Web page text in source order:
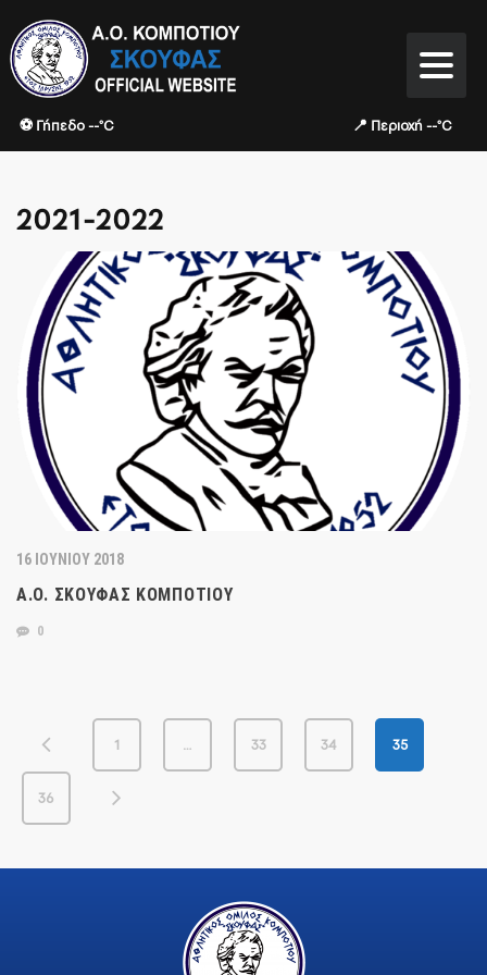
⚽ Γήπεδο --°C 📍 Περιοχή --°C
2021-2022
16 ΙΟΥΝΊΟΥ 2018
Α.Ο. ΣΚΟΥΦΆΣ ΚΟΜΠΟΤΊΟΥ
0
1 … 33 34 35
36